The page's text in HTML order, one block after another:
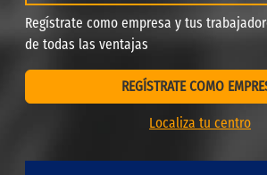
Regístrate como empresa y tus
de todas las ventajas
REGÍSTRATE COMO
Localiza tu centro